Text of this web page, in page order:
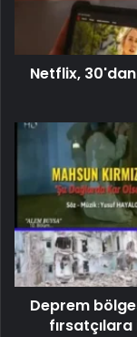
Netflix,
Deprem